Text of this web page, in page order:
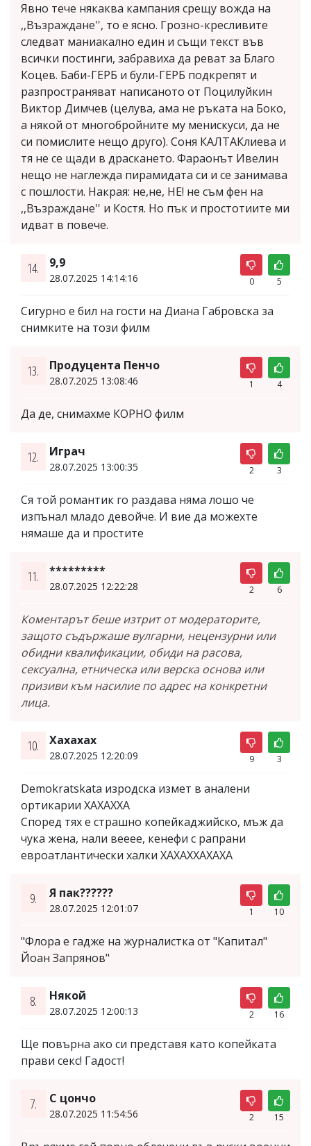
Явно тече някаква кампания срещу вожда на
,,Възраждане'', то е ясно. Грозно-кресливите
следват маниакално един и същи текст във
всички постинги, забравиха да реват за Благо
Коцев. Баби-ГЕРБ и були-ГЕРБ подкрепят и
разпространяват написаното от Поцилуйкин
Виктор Димчев (целува, ама не ръката на Боко,
а някой от многобройните му менискуси, да не
си помислите нещо друго). Соня КАЛТАКлиева и
тя не се щади в драскането. Фараонът Ивелин
нещо не наглежда пирамидата си и се занимава
с пошлости. Накрая: не,не, НЕ! не съм фен на
,,Възраждане'' и Костя. Но пък и простотиите ми
идват в повече.
14. 9,9
28.07.2025 14:14:16 0 5
Сигурно е бил на гости на Диана Габровска за
снимките на този филм
13. Продуцента Пенчо
28.07.2025 13:08:46 1 4
Да де, снимахме КОРНО филм
12. Играч
28.07.2025 13:00:35 2 3
Ся той романтик го раздава няма лошо че
изпънал младо девойче. И вие да можехте
нямаше да и простите
11. *********
28.07.2025 12:22:28 2 6
Коментарът беше изтрит от модераторите,
защото съдържаше вулгарни, нецензурни или
обидни квалификации, обиди на расова,
сексуална, етническа или верска основа или
призиви към насилие по адрес на конкретни
лица.
10. Хахахах
28.07.2025 12:20:09 9 3
Demokratskata изродска измет в аналени
ортикарии ХАХАХХА
Според тях е страшно копейкаджийско, мъж да
чука жена, нали вееее, кенефи с рапрани
евроатлантически халки ХАХАХХАХАХА
9. Я пак??????
28.07.2025 12:01:07 1 10
"Флора е гадже на журналистка от "Капитал"
Йоан Запрянов"
8. Някой
28.07.2025 12:00:13 2 16
Ще повърна ако си представя като копейката
прави секс! Гадост!
7. С цончо
28.07.2025 11:54:56 2 15